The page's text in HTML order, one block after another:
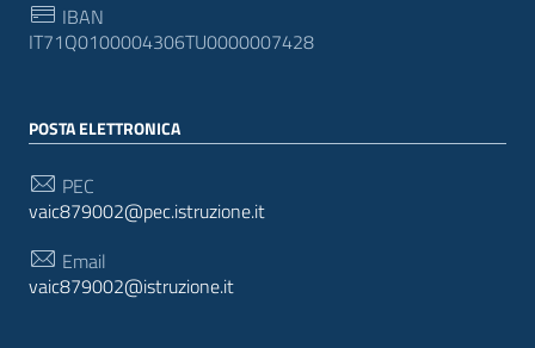
IBAN
IT71Q0100004306TU0000007428
POSTA ELETTRONICA
PEC
vaic879002@pec.istruzione.it
Email
vaic879002@istruzione.it